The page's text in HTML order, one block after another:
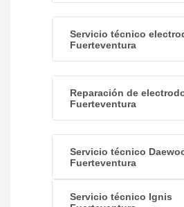
Servicio técnico
Fuerteventura
Reparación de
Fuerteventura
Servicio técnico
Fuerteventura
Servicio técnico Ignis